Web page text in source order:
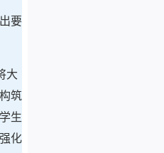
要
大
筑
生
化